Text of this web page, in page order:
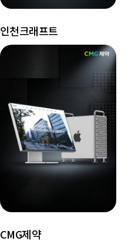
인천크래프트
CMG제약